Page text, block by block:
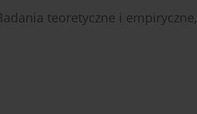
teoretyczne i empiryczne,